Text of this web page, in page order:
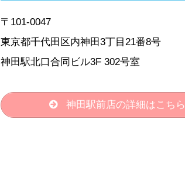
〒101-0047
東京都千代田区内神田3丁目21番8号
神田駅北口合同ビル3F 302号室
神田駅前店の詳細はこちら